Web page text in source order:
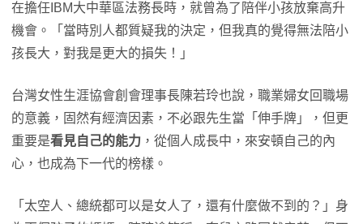
在擔任IBM大中華區法務長時，就曾為了陪伴小孩放棄高升
機會。「當時別人都質疑我的決定，但我真的覺得無法陪小
孩長大，對我是更大的損失！」
台灣女性生涯協會創會理事長陳若玲也說，職業婦女回職場
的意義，固然有經濟因素，不必跟先生當「伸手牌」，但更
重要是看見自己的能力 ，從個人成長中，來安頓自己的內
心，也成為下一代的榜樣。
「太空人、總統都可以是女人了，還有什麼做不到的？」身